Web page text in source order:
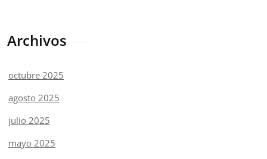
Archivos
octubre 2025
agosto 2025
julio 2025
mayo 2025